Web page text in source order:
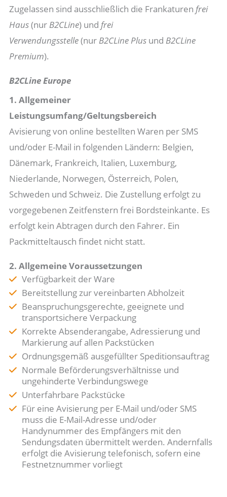
Zugelassen sind ausschließlich die Frankaturen frei
Haus(nur B2CLine) und frei
Verwendungsstelle(nur B2CLine Plus und B2CLine
Premium).
B2CLine Europe
1. Allgemeiner
Leistungsumfang/Geltungsbereich
Avisierung von online bestellten Waren per SMS
und/oder E-Mail in folgenden Ländern: Belgien,
Dänemark, Frankreich, Italien, Luxemburg,
Niederlande, Norwegen, Österreich, Polen,
Schweden und Schweiz. Die Zustellung erfolgt zu
vorgegebenen Zeitfenstern frei Bordsteinkante. Es
erfolgt kein Abtragen durch den Fahrer. Ein
Packmitteltausch findet nicht statt.
2. Allgemeine Voraussetzungen
Verfügbarkeit der Ware
Bereitstellung zur vereinbarten Abholzeit
Beanspruchungsgerechte, geeignete und
transportsichere Verpackung
Korrekte Absenderangabe, Adressierung und
Markierung auf allen Packstücken
Ordnungsgemäß ausgefüllter Speditionsauftrag
Normale Beförderungsverhältnisse und
ungehinderte Verbindungswege
Unterfahrbare Packstücke
Für eine Avisierung per E-Mail und/oder SMS
muss die E-Mail-Adresse und/oder
Handynummer des Empfängers mit den
Sendungsdaten übermittelt werden. Andernfalls
erfolgt die Avisierung telefonisch, sofern eine
Festnetznummer vorliegt